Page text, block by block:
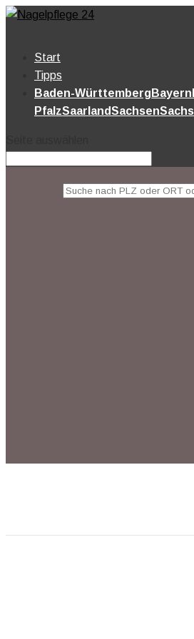
Start
Tipps
Baden-Württemberg Bayern
PfalzSaarlandSachsen